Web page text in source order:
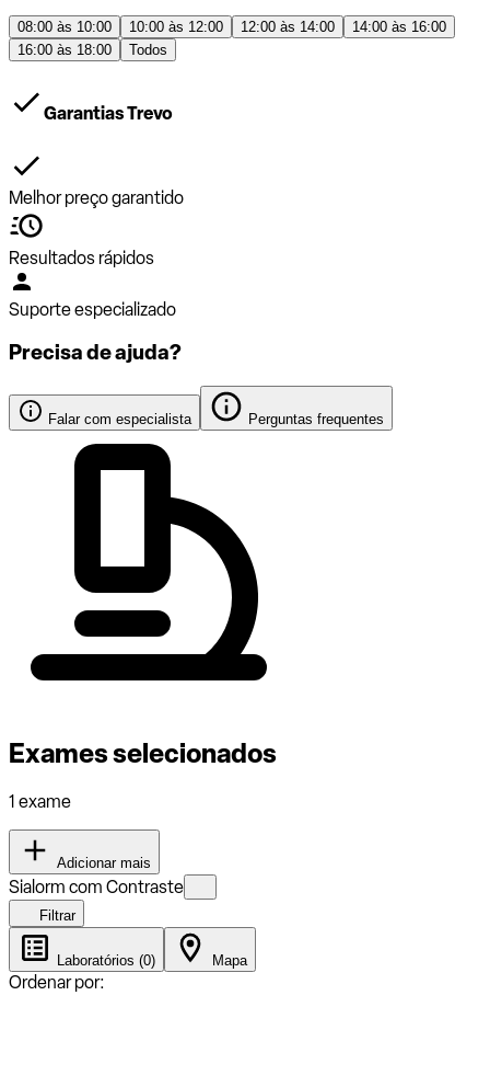
08:00 às 10:00 10:00 às 12:00 12:00 às 14:00
14:00 às 16:00
16:00 às 18:00
Todos
Garantias Trevo
Melhor preço garantido
Resultados rápidos
Suporte especializado
Precisa de ajuda?
Falar com especialista Perguntas frequentes
Exames selecionados
1 exame
Adicionar mais
Sialorm com Contraste
Filtrar
Laboratórios (0) Mapa
Ordenar por: